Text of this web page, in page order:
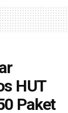
HUT
Paket